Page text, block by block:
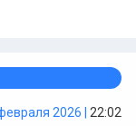
2026 | 22:02